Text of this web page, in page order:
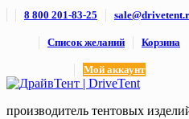
Skip8 800 201-83-25
Список желаний Корзина
Мой аккаунт
производитель тентовых